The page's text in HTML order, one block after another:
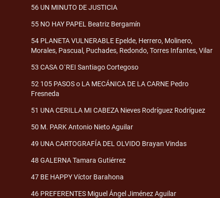
56 UN MINUTO DE JUSTICIA
55 NO HAY PAPEL Beatriz Bergamín
54 PLANETA VULNERABLE Epelde, Herrero, Molinero,
Morales, Pascual, Puchades, Redondo, Torres Infantes, Vilar
53 CASA O`REI Santiago Cortegoso
52 105 PASOS o LA MECÁNICA DE LA CARNE Pedro
Fresneda
51 UNA CERILLA MI CABEZA Nieves Rodríguez Rodríguez
50 M. PARK Antonio Nieto Aguilar
49 UNA CARTOGRAFÍA DEL OLVIDO Brayan Vindas
48 GALERNA Tamara Gutiérrez
47 BE HAPPY Víctor Barahona
46 PREFERENTES Miguel Ángel Jiménez Aguilar